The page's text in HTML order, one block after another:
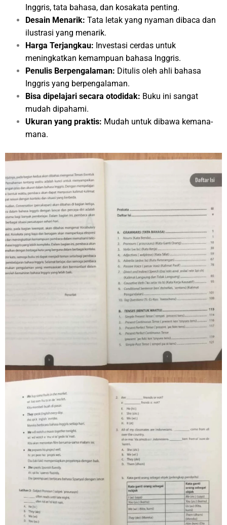
Inggris, tata bahasa, dan kosakata penting.
Desain Menarik: Tata letak yang nyaman dibaca dan
ilustrasi yang menarik.
Harga Terjangkau: Investasi cerdas untuk
meningkatkan kemampuan bahasa Inggris.
Penulis Berpengalaman: Ditulis oleh ahli bahasa
Inggris yang berpengalaman.
Bisa dipelajari secara otodidak: Buku ini sangat
mudah dipahami.
Ukuran yang praktis: Mudah untuk dibawa kemana-
mana.